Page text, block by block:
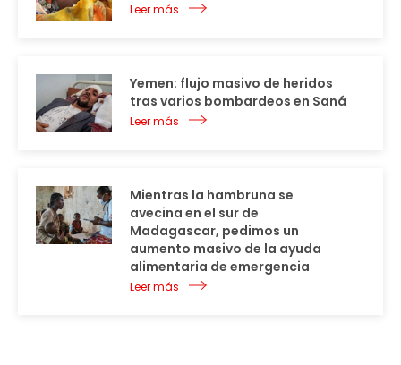
Leer más
Yemen: flujo masivo de heridos
tras varios bombardeos en Saná
Leer más
Mientras la hambruna se
avecina en el sur de
Madagascar, pedimos un
aumento masivo de la ayuda
alimentaria de emergencia
Leer más